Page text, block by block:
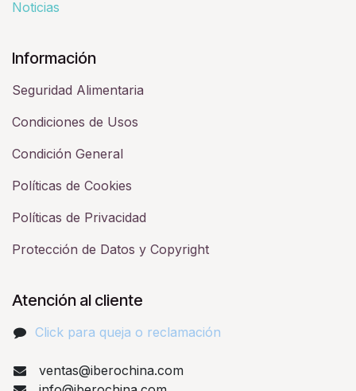
Noticias
Información
Seguridad Alimentaria
Condiciones de Usos
Condición General
Políticas de Cookies
Políticas de Privacidad
Protección de Datos y Copyright
Atención al cliente
Click para queja o reclamación​
ventas@iberochina.com